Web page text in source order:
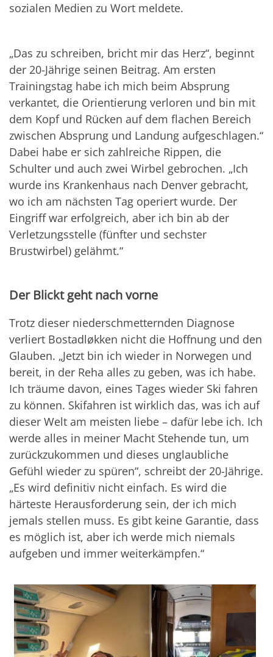
sozialen Medien zu Wort meldete.
„Das zu schreiben, bricht mir das Herz“, beginnt
der 20-Jährige seinen Beitrag. Am ersten
Trainingstag habe ich mich beim Absprung
verkantet, die Orientierung verloren und bin mit
dem Kopf und Rücken auf dem flachen Bereich
zwischen Absprung und Landung aufgeschlagen.“
Dabei habe er sich zahlreiche Rippen, die
Schulter und auch zwei Wirbel gebrochen. „Ich
wurde ins Krankenhaus nach Denver gebracht,
wo ich am nächsten Tag operiert wurde. Der
Eingriff war erfolgreich, aber ich bin ab der
Verletzungsstelle (fünfter und sechster
Brustwirbel) gelähmt.“
Der Blickt geht nach vorne
Trotz dieser niederschmetternden Diagnose
verliert Bostadløkken nicht die Hoffnung und den
Glauben. „Jetzt bin ich wieder in Norwegen und
bereit, in der Reha alles zu geben, was ich habe.
Ich träume davon, eines Tages wieder Ski fahren
zu können. Skifahren ist wirklich das, was ich auf
dieser Welt am meisten liebe – dafür lebe ich. Ich
werde alles in meiner Macht Stehende tun, um
zurückzukommen und dieses unglaubliche
Gefühl wieder zu spüren“, schreibt der 20-Jährige.
„Es wird definitiv nicht einfach. Es wird die
härteste Herausforderung sein, der ich mich
jemals stellen muss. Es gibt keine Garantie, dass
es möglich ist, aber ich werde mich niemals
aufgeben und immer weiterkämpfen.“